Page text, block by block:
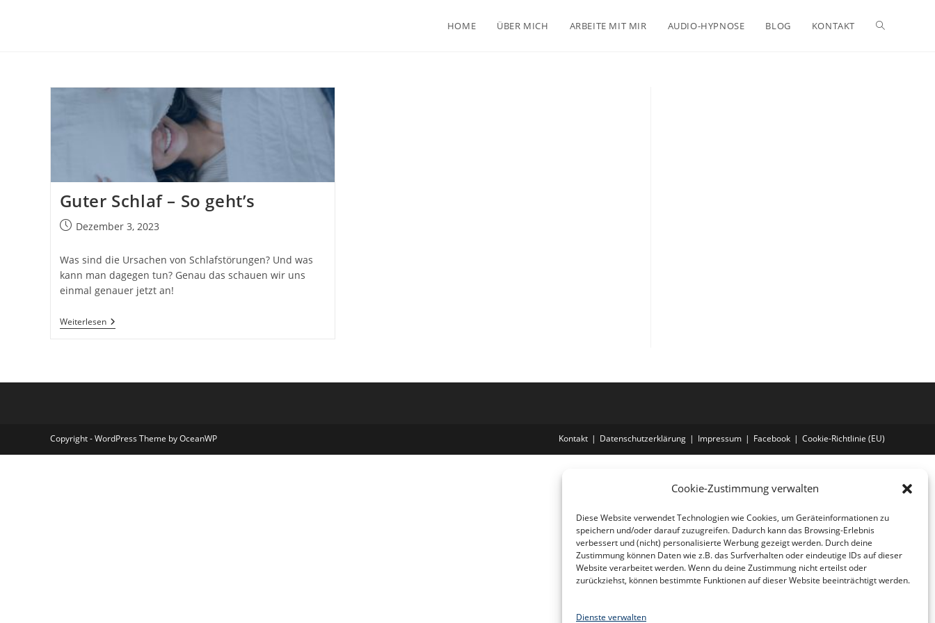
Cookie-Zustimmung verwalten
Diese Website verwendet Technologien wie Cookies, um Geräteinformationen zu
speichern und/oder darauf zuzugreifen. Dadurch kann das Browsing-Erlebnis
verbessert und (nicht) personalisierte Werbung gezeigt werden. Durch deine
Zustimmung können Daten wie z.B. das Surfverhalten oder eindeutige IDs auf dieser
Website verarbeitet werden. Wenn du deine Zustimmung nicht erteilst oder
zurückziehst, können bestimmte Funktionen auf dieser Website beeinträchtigt werden.
Dienste verwalten
HOME ÜBER MICH ARBEITE MIT MIR AUDIO-HYPNOSE BLOG KONTAKT Website-
Guter Schlaf – So geht’s
BeitragDezember 3, 2023
Was sind die Ursachen von Schlafstörungen? Und was
kann man dagegen tun? Genau das schauen wir uns
einmal genauer jetzt an!
WeiterlesenGuter
Schlaf
Kontakt Datenschutzerklärung Impressum Facebook Cookie-Richtlinie (EU)
Copyright - WordPress Theme by OceanWP